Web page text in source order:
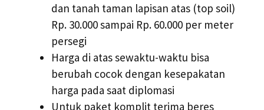
dan tanah taman lapisan atas (top soil)
Rp. 30.000 sampai Rp. 60.000 per meter
persegi
Harga di atas sewaktu-waktu bisa
berubah cocok dengan kesepakatan
harga pada saat diplomasi
Untuk paket komplit terima beres